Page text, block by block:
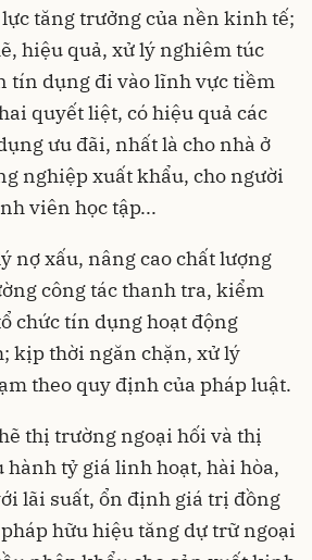
tăng trưởng của nền kinh tế;
hiệu quả, xử lý nghiêm túc
tín dụng đi vào lĩnh vực tiềm
quyết liệt, có hiệu quả các
ưu đãi, nhất là cho nhà ở
nghiệp xuất khẩu, cho người
viên học tập...
nợ xấu, nâng cao chất lượng
công tác thanh tra, kiểm
chức tín dụng hoạt động
kịp thời ngăn chặn, xử lý
theo quy định của pháp luật.
thị trường ngoại hối và thị
tỷ giá linh hoạt, hài hòa,
lãi suất, ổn định giá trị đồng
hữu hiệu tăng dự trữ ngoại